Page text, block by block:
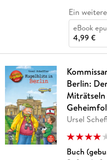
Ein
eBook
4,99 €
Berlin:
Ursel
Buch